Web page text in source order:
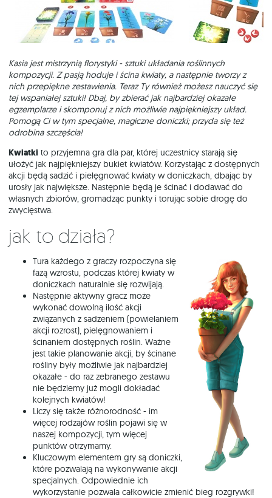
Kasia jest mistrzynią florystyki - sztuki układania roślinnych
kompozycji. Z pasją hoduje i ścina kwiaty, a następnie tworzy z
nich przepiękne zestawienia. Teraz Ty również możesz nauczyć się
tej wspaniałej sztuki! Dbaj, by zbierać jak najbardziej okazałe
egzemplarze i skomponuj z nich możliwie najpiękniejszy układ.
Pomogą Ci w tym specjalne, magiczne doniczki; przyda się też
odrobina szczęścia!
Kwiatki to przyjemna gra dla par, której uczestnicy starają się
ułożyć jak najpiękniejszy bukiet kwiatów. Korzystając z dostępnych
akcji będą sadzić i pielęgnować kwiaty w doniczkach, dbając by
urosły jak największe. Następnie będą je ścinać i dodawać do
własnych zbiorów, gromadząc punkty i torując sobie drogę do
zwycięstwa.
Jak to działa?
Tura każdego z graczy rozpoczyna się
fazą wzrostu, podczas której kwiaty w
doniczkach naturalnie się rozwijają.
Następnie aktywny gracz może
wykonać dowolną ilość akcji
związanych z sadzeniem (powielaniem
akcji rozrost), pielęgnowaniem i
ścinaniem dostępnych roślin. Ważne
jest takie planowanie akcji, by ścinane
rośliny były możliwie jak najbardziej
okazałe - do raz zebranego zestawu
nie będziemy już mogli dokładać
kolejnych kwiatów!
Liczy się także różnorodność - im
więcej rodzajów roślin pojawi się w
naszej kompozycji, tym więcej
punktów otrzymamy.
Kluczowym elementem gry są doniczki,
które pozwalają na wykonywanie akcji
specjalnych. Odpowiednie ich
wykorzystanie pozwala całkowicie zmienić bieg rozgrywki!